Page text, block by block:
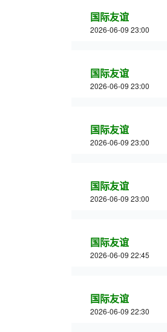
国际友谊
2026-06-09 23:00
国际友谊
2026-06-09 23:00
国际友谊
2026-06-09 23:00
国际友谊
2026-06-09 23:00
国际友谊
2026-06-09 22:45
国际友谊
2026-06-09 22:30